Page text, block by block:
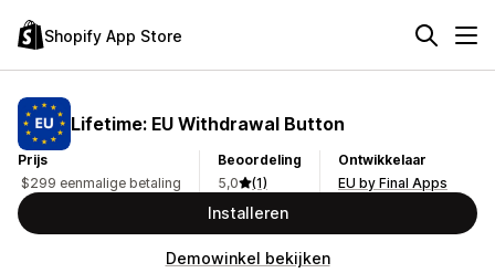
Shopify App Store
Lifetime: EU Withdrawal Button
Prijs
$299 eenmalige betaling
Beoordeling
5,0
(1)
Ontwikkelaar
EU by Final Apps
Installeren
Demowinkel bekijken